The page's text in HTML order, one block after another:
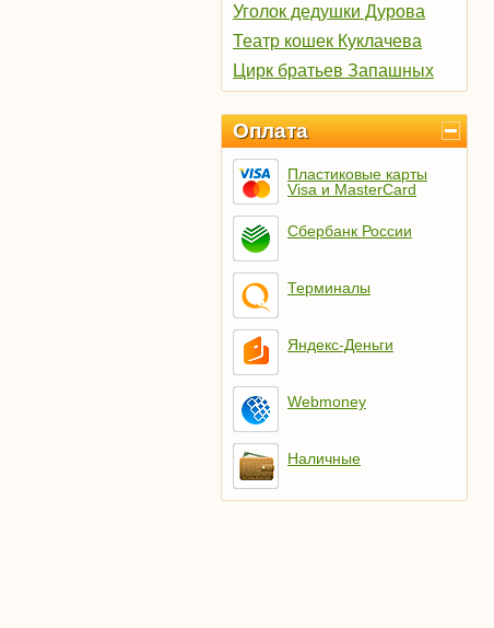
Уголок дедушки Дурова
Театр кошек Куклачева
Цирк братьев Запашных
Оплата
Пластиковые карты
Visa и MasterCard
Сбербанк России
Терминалы
Яндекс-Деньги
Webmoney
Наличные